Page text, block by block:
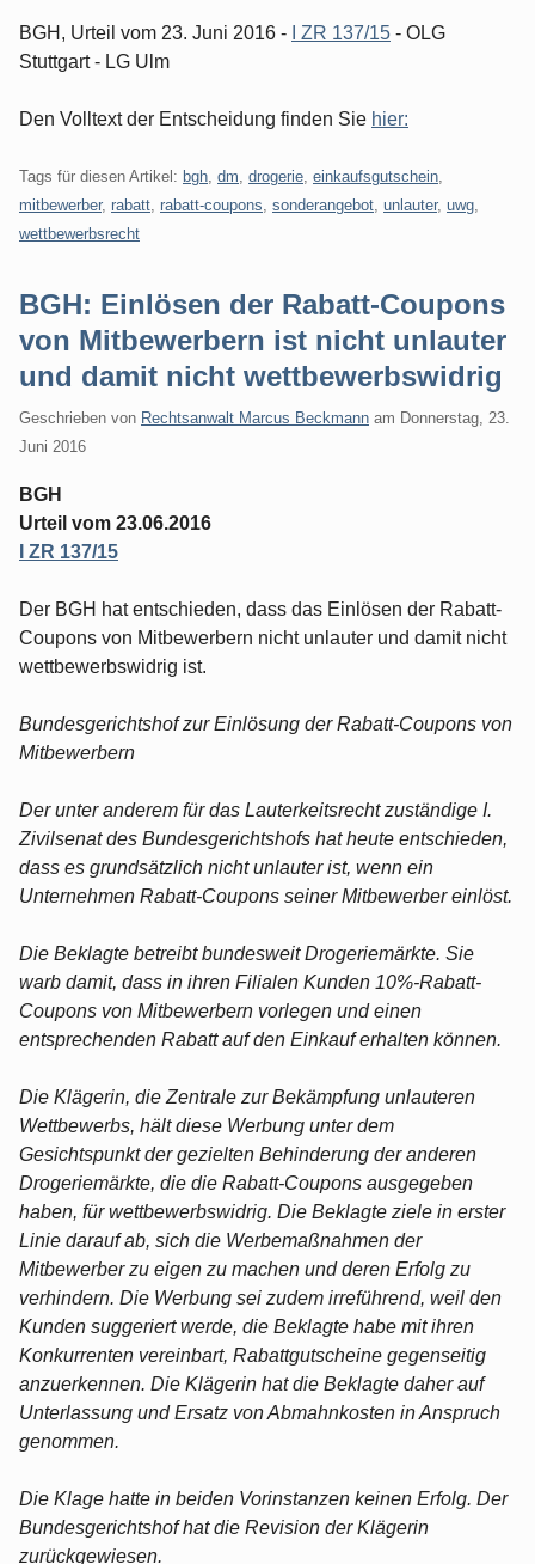
BGH, Urteil vom 23. Juni 2016 - I ZR 137/15 - OLG
Stuttgart - LG Ulm
Den Volltext der Entscheidung finden Sie hier:
Tags für diesen Artikel: bgh dm drogerie einkaufsgutschein
mitbewerber, rabatt rabatt-coupons sonderangebot unlauter, uwg
wettbewerbsrecht
BGH: Einlösen der Rabatt-Coupons
von Mitbewerbern ist nicht unlauter
und damit nicht wettbewerbswidrig
Geschrieben von Rechtsanwalt Marcus Beckmann am Donnerstag, 23.
Juni 2016
BGH
Urteil vom 23.06.2016
I ZR 137/15
Der BGH hat entschieden, dass das Einlösen der Rabatt-
Coupons von Mitbewerbern nicht unlauter und damit nicht
wettbewerbswidrig ist.
Bundesgerichtshof zur Einlösung der Rabatt-Coupons von
Mitbewerbern
Der unter anderem für das Lauterkeitsrecht zuständige I.
Zivilsenat des Bundesgerichtshofs hat heute entschieden,
dass es grundsätzlich nicht unlauter ist, wenn ein
Unternehmen Rabatt-Coupons seiner Mitbewerber einlöst.
Die Beklagte betreibt bundesweit Drogeriemärkte. Sie
warb damit, dass in ihren Filialen Kunden 10%-Rabatt-
Coupons von Mitbewerbern vorlegen und einen
entsprechenden Rabatt auf den Einkauf erhalten können.
Die Klägerin, die Zentrale zur Bekämpfung unlauteren
Wettbewerbs, hält diese Werbung unter dem
Gesichtspunkt der gezielten Behinderung der anderen
Drogeriemärkte, die die Rabatt-Coupons ausgegeben
haben, für wettbewerbswidrig. Die Beklagte ziele in erster
Linie darauf ab, sich die Werbemaßnahmen der
Mitbewerber zu eigen zu machen und deren Erfolg zu
verhindern. Die Werbung sei zudem irreführend, weil den
Kunden suggeriert werde, die Beklagte habe mit ihren
Konkurrenten vereinbart, Rabattgutscheine gegenseitig
anzuerkennen. Die Klägerin hat die Beklagte daher auf
Unterlassung und Ersatz von Abmahnkosten in Anspruch
genommen.
Die Klage hatte in beiden Vorinstanzen keinen Erfolg. Der
Bundesgerichtshof hat die Revision der Klägerin
zurückgewiesen.